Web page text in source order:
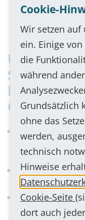
Slider Ende
Unsere
Einsatz in
Gebäuden
Amokalarm- und
Notfall- und
DIN EN 50726
EN 81
wetterfest
Cookie-
Wir setzen auf
ein. Einige
die
während
Grundsätzlich
ohne das
werden,
technisch
Hinweise
Cookie-Seite
dort auch